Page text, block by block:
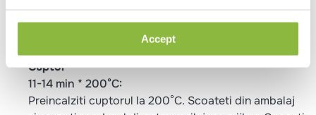
Accept
Metode de preparare
Cuptor
11-14 min * 200°C:
Preincalziti cuptorul la 200°C. Scoateti din ambalaj